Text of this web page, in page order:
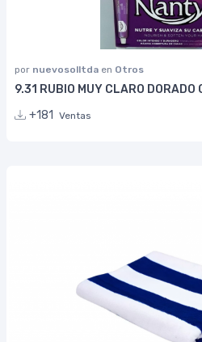
por nuevosolltda en Otros
9.31 RUBIO MUY CLARO DORADO
+181
Ventas